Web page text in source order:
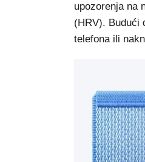
upozorenja na
(HRV). Budući
telefona ili